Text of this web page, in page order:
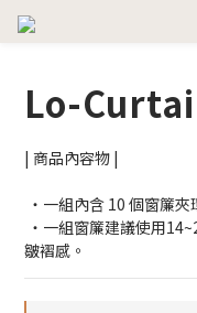
Lo-
| 商品內容物 |
・一組內含 10 個窗簾夾
皺褶感。